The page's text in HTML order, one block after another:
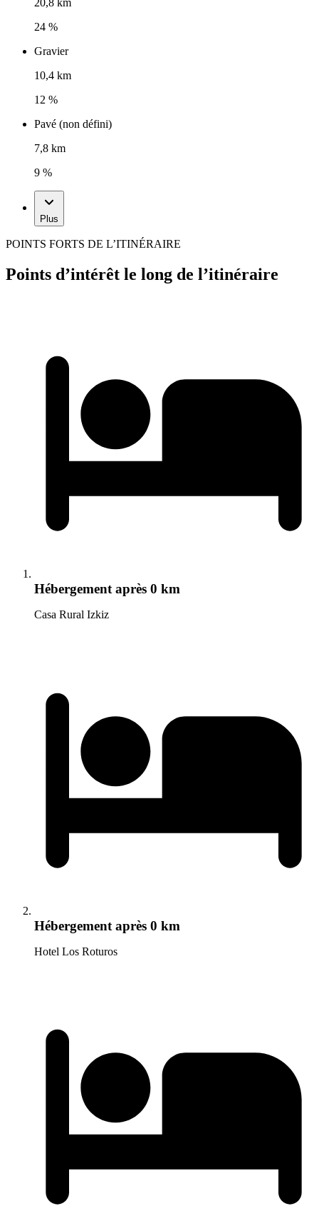
20,8 km
24 %
Gravier
10,4 km
12 %
Pavé (non défini)
7,8 km
9 %
Plus
POINTS FORTS DE L’ITINÉRAIRE
Points d’intérêt le long de l’itinéraire
Hébergement après 0 km
Casa Rural Izkiz
Hébergement après 0 km
Hotel Los Roturos